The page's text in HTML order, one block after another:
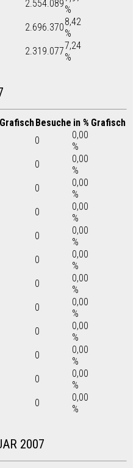
2.554.089
%
2.696.3708,42
%
2.319.0777,24
%
GrafischBesuche in % Grafisch
0
0,00
%
0
0,00
%
0
0,00
%
0
0,00
%
0
0,00
%
0
0,00
%
0
0,00
%
0
0,00
%
0
0,00
%
0
0,00
%
0
0,00
%
0
0,00
%
2007